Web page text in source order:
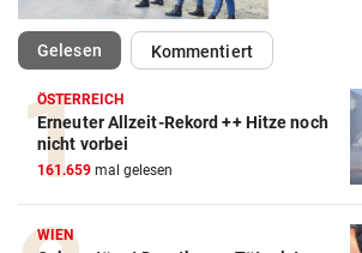
Gelesen(ausgewählt)Kommentiert
ÖSTERREICH
Erneuter Allzeit-Rekord ++ Hitze noch
nicht vorbei
161.659 mal gelesen
WIEN